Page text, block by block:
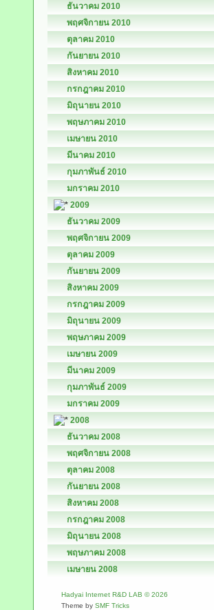
ธันวาคม 2010
พฤศจิกายน 2010
ตุลาคม 2010
กันยายน 2010
สิงหาคม 2010
กรกฎาคม 2010
มิถุนายน 2010
พฤษภาคม 2010
เมษายน 2010
มีนาคม 2010
กุมภาพันธ์ 2010
มกราคม 2010
2009
ธันวาคม 2009
พฤศจิกายน 2009
ตุลาคม 2009
กันยายน 2009
สิงหาคม 2009
กรกฎาคม 2009
มิถุนายน 2009
พฤษภาคม 2009
เมษายน 2009
มีนาคม 2009
กุมภาพันธ์ 2009
มกราคม 2009
2008
ธันวาคม 2008
พฤศจิกายน 2008
ตุลาคม 2008
กันยายน 2008
สิงหาคม 2008
กรกฎาคม 2008
มิถุนายน 2008
พฤษภาคม 2008
เมษายน 2008
Hadyai Internet R&D LAB © 2026
Theme by SMF Tricks